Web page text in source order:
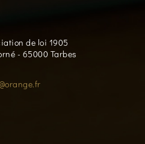
de loi 1905
- 65000 Tarbes